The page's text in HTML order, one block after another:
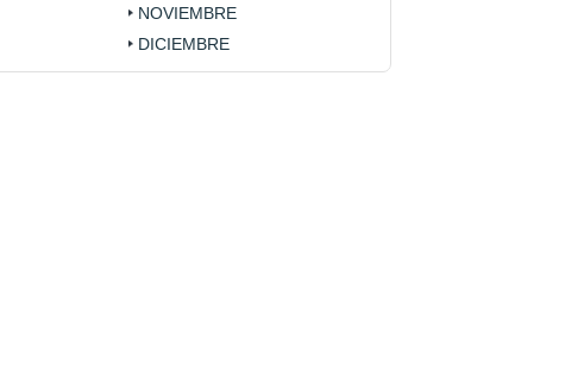
NOVIEMBRE
DICIEMBRE